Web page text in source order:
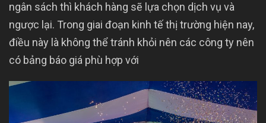
ngân sách thì khách hàng sẽ lựa chọn dịch vụ và
ngược lại. Trong giai đoạn kinh tế thị trường hiện nay,
điều này là không thể tránh khỏi nên các công ty nên
có bảng báo giá phù hợp với